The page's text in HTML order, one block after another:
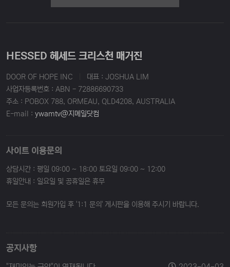
HESSED 헤세드 크리스천 매거진
DOOR OF HOPE INC
대표 : JOSHUA LIM
사업자등록번호 : ABN - 72886690733
주소 : POBOX 788, ORMEAU, QLD4208, AUSTRALIA
E-mail : ywamtv@지메일닷컴
사이트 이용문의
상담시간 : 평일 09:00 ~ 18:00 토요일 09:00 ~ 12:00
휴일안내 : 일요일 및 공휴일은 휴무
모든 문의는 회원가입 후 '1:1 문의' 게시판을 이용해 주시기 바랍니다.
공지사항